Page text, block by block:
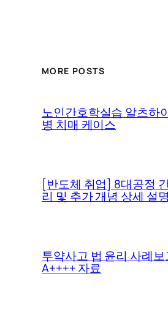
MORE POSTS
노인간호학실습 알츠하
병 치매 케이스
[반도체 취업] 8대공정
리 및 추가 개념 상세 설명
투약사고 법 윤리 사례보
A++++ 자료